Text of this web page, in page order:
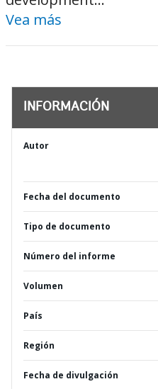
Vea más
INFORMACIÓN
Autor
Fecha del documento
Tipo de documento
Número del informe
Volumen
País
Región
Fecha de divulgación